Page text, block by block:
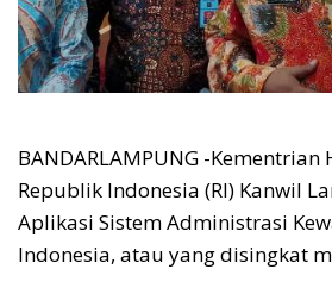
BANDARLAMPUNG -
Republik Indonesia (RI) Kanwil
Aplikasi Sistem Administrasi
Indonesia, atau yang disingkat